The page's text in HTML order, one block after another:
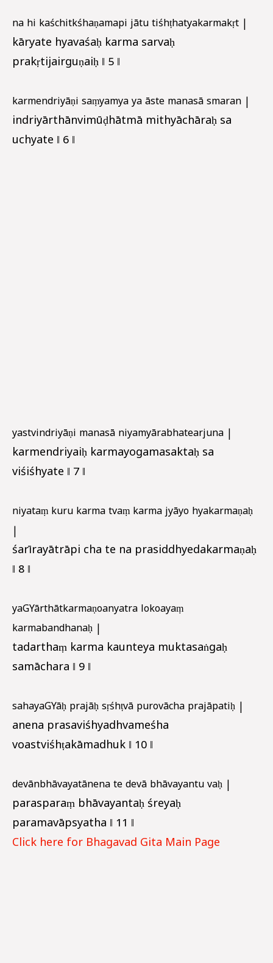
na hi kaśchitkśhaṇamapi jātu tiśhṭhatyakarmakṛt |
kāryate hyavaśaḥ karma sarvaḥ
prakṛtijairguṇaiḥ ‖ 5 ‖
karmendriyāṇi saṃyamya ya āste manasā smaran |
indriyārthānvimūḍhātmā mithyāchāraḥ sa
uchyate ‖ 6 ‖
yastvindriyāṇi manasā niyamyārabhatearjuna |
karmendriyaiḥ karmayogamasaktaḥ sa
viśiśhyate ‖ 7 ‖
niyataṃ kuru karma tvaṃ karma jyāyo hyakarmaṇaḥ
śarīrayātrāpi cha te na prasiddhyedakarmaṇaḥ
‖ 8 ‖
yaGYārthātkarmaṇoanyatra lokoayaṃ
karmabandhanaḥ |
tadarthaṃ karma kaunteya muktasaṅgaḥ
samāchara ‖ 9 ‖
sahayaGYāḥ prajāḥ sṛśhṭvā purovācha prajāpatiḥ |
anena prasaviśhyadhvameśha
voastviśhṭakāmadhuk ‖ 10 ‖
devānbhāvayatānena te devā bhāvayantu vaḥ |
parasparaṃ bhāvayantaḥ śreyaḥ
paramavāpsyatha ‖ 11 ‖
Click here for Bhagavad Gita Main Page